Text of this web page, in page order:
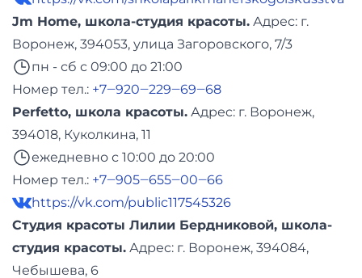
Jm Home, школа-студия красоты. Адреc: г.
Воронеж, 394053, улица Загоровского, 7/3
пн - сб с 09:00 до 21:00
Номер тел.: +7‒920‒229‒69‒68
Perfetto, школа красоты. Адреc: г. Воронеж,
394018, Куколкина, 11
ежедневно с 10:00 до 20:00
Номер тел.: +7‒905‒655‒00‒66
https://vk.com/public117545326
Студия красоты Лилии Бердниковой, школа-
студия красоты. Адреc: г. Воронеж, 394084,
Чебышева, 6